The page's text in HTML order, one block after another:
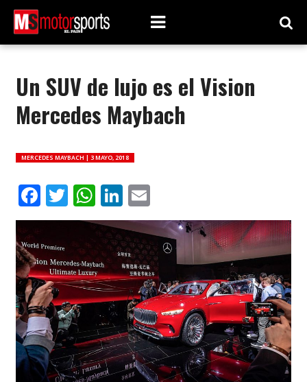
Un SUV de lujo es el Vision
Mercedes Maybach
MERCEDES MAYBACH | 3 MAYO, 2018
Facebook
Twitter
WhatsApp
LinkedIn
Email